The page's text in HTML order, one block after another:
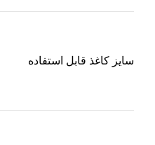
سایز کاغذ قابل استفاده